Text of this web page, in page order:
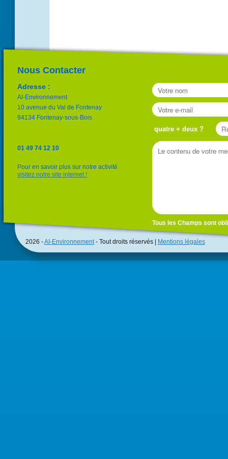
Nous Contacter
Adresse :
AI-Environnement
10 avenue du Val de Fontenay
94134 Fontenay-sous-Bois
01 49 74 12 10
Pour en savoir plus sur notre activité
visitez notre site internet !
quatre + deux ?
Tous les Champs sont
2026 -AI-Environnement- Tout droits réservés | Mentions légales